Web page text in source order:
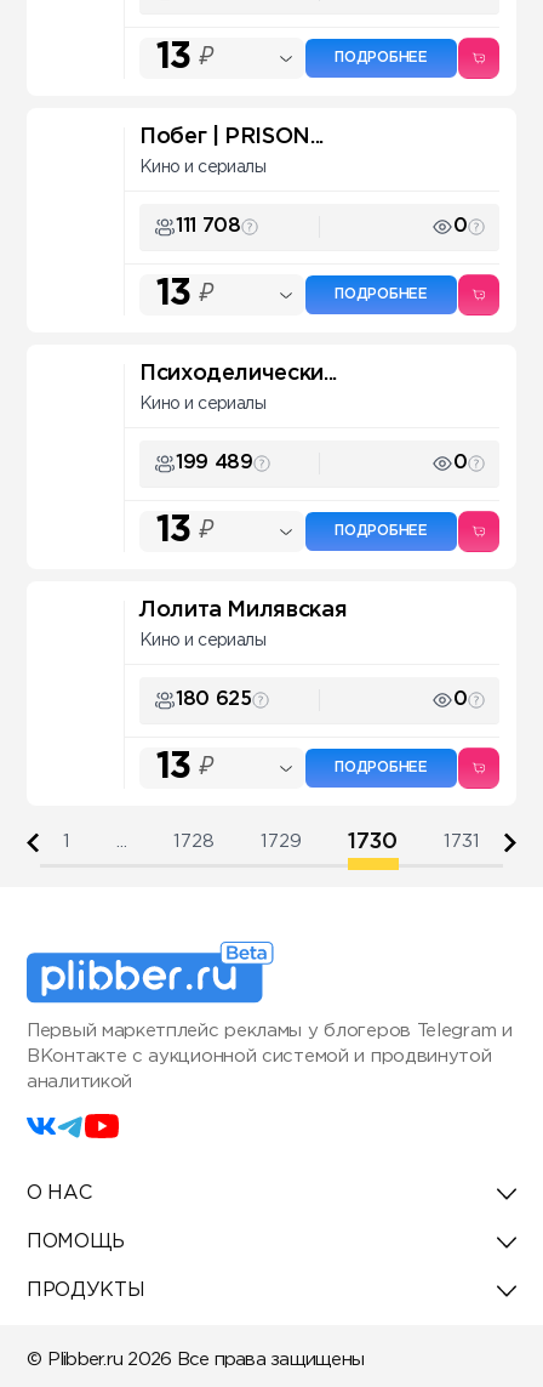
13 ₽ ПОДРОБНЕЕ
Побег | PRISON...
Кино и сериалы
111 708 0
13 ₽ ПОДРОБНЕЕ
Психоделически...
Кино и сериалы
199 489 0
13 ₽ ПОДРОБНЕЕ
Лолита Милявская
Кино и сериалы
180 625 0
13 ₽ ПОДРОБНЕЕ
1728 1729 1730 1731
Первый маркетплейс рекламы у блогеров Telegram и
ВКонтакте с аукционной системой и продвинутой
аналитикой
О НАС
ПОМОЩЬ
ПРОДУКТЫ
© Plibber.ru 2026 Все права защищены